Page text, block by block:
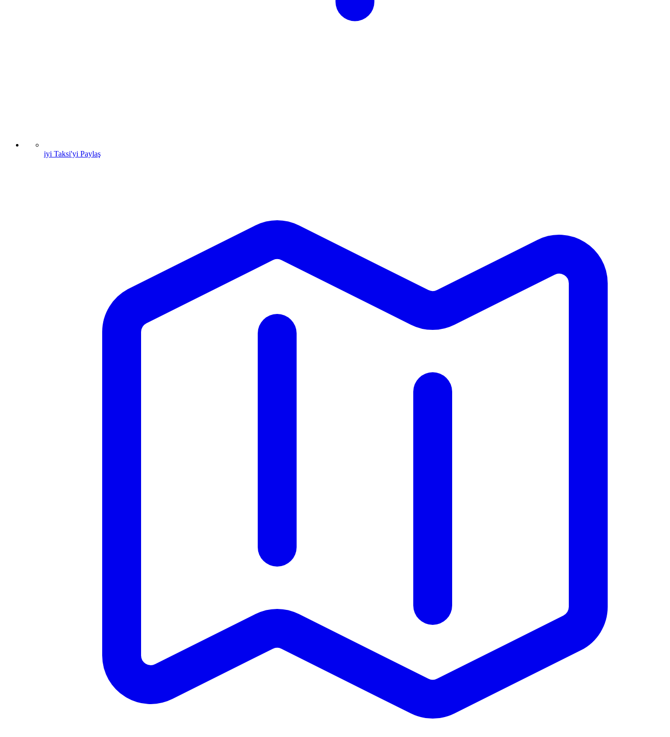
iyi Taksi'yi Paylaş